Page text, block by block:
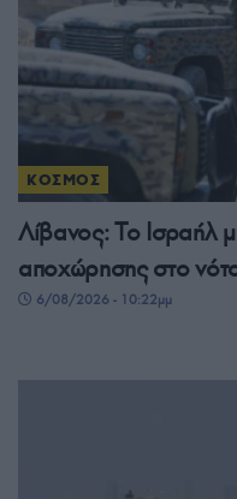
ΚΟΣΜΟΣ
Λίβανος: Το Ισραήλ
αποχώρησης στο
6/08/2026 - 10:22μμ